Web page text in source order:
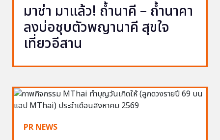
มาช่า มาแล้ว! ถ้ำนาคี – ถ้ำนาคา
ลงบ่อชุบตัวพญานาคี สุขใจ
เที่ยวอีสาน
PR NEWS